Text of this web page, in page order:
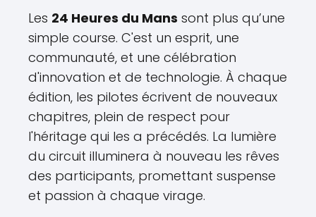
Les 24 Heures du Mans sont plus qu’une
simple course. C'est un esprit, une
communauté, et une célébration
d'innovation et de technologie. À chaque
édition, les pilotes écrivent de nouveaux
chapitres, plein de respect pour
l'héritage qui les a précédés. La lumière
du circuit illuminera à nouveau les rêves
des participants, promettant suspense
et passion à chaque virage.